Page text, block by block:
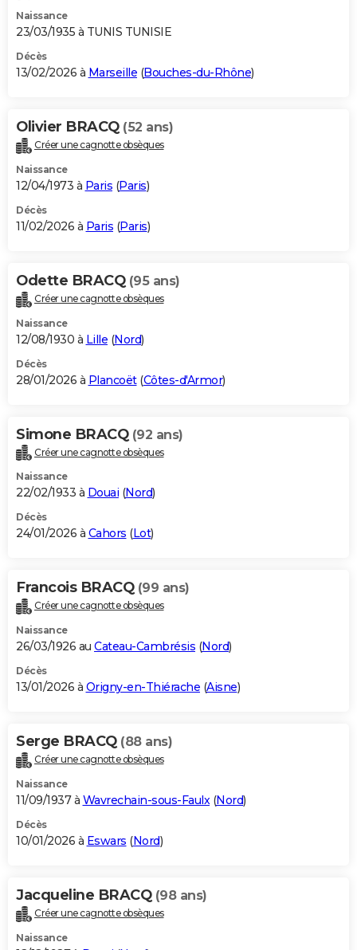
Naissance
23/03/1935 à TUNIS TUNISIE
Décès
13/02/2026 à Marseille (Bouches-du-Rhône)
Olivier BRACQ (52 ans)
Créer une cagnotte obsèques
Naissance
12/04/1973 à Paris (Paris)
Décès
11/02/2026 à Paris (Paris)
Odette BRACQ (95 ans)
Créer une cagnotte obsèques
Naissance
12/08/1930 à Lille (Nord)
Décès
28/01/2026 à Plancoët(Côtes-d'Armor)
Simone BRACQ (92 ans)
Créer une cagnotte obsèques
Naissance
22/02/1933 à Douai (Nord)
Décès
24/01/2026 à Cahors (Lot)
Francois BRACQ (99 ans)
Créer une cagnotte obsèques
Naissance
26/03/1926 au Cateau-Cambrésis (Nord)
Décès
13/01/2026 à Origny-en-Thiérache (Aisne)
Serge BRACQ (88 ans)
Créer une cagnotte obsèques
Naissance
11/09/1937 à Wavrechain-sous-Faulx(Nord)
Décès
10/01/2026 à Eswars (Nord)
Jacqueline BRACQ (98 ans)
Créer une cagnotte obsèques
Naissance